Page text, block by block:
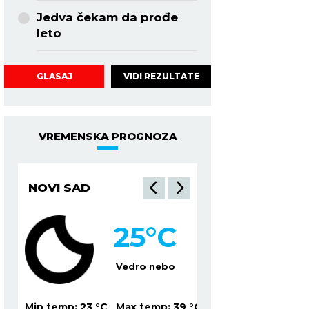
Jedva čekam da prođe
leto
GLASAJ VIDI REZULTATE
VREMENSKA PROGNOZA
NOVI SAD
Vedro nebo
25°C